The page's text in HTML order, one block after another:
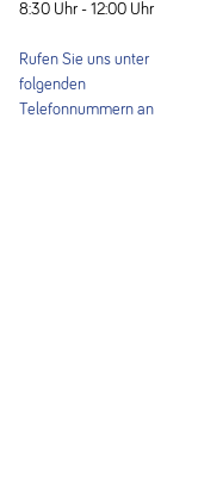
8:30 Uhr - 12:00 Uhr
Rufen Sie uns unter
folgenden
Telefonnummern an